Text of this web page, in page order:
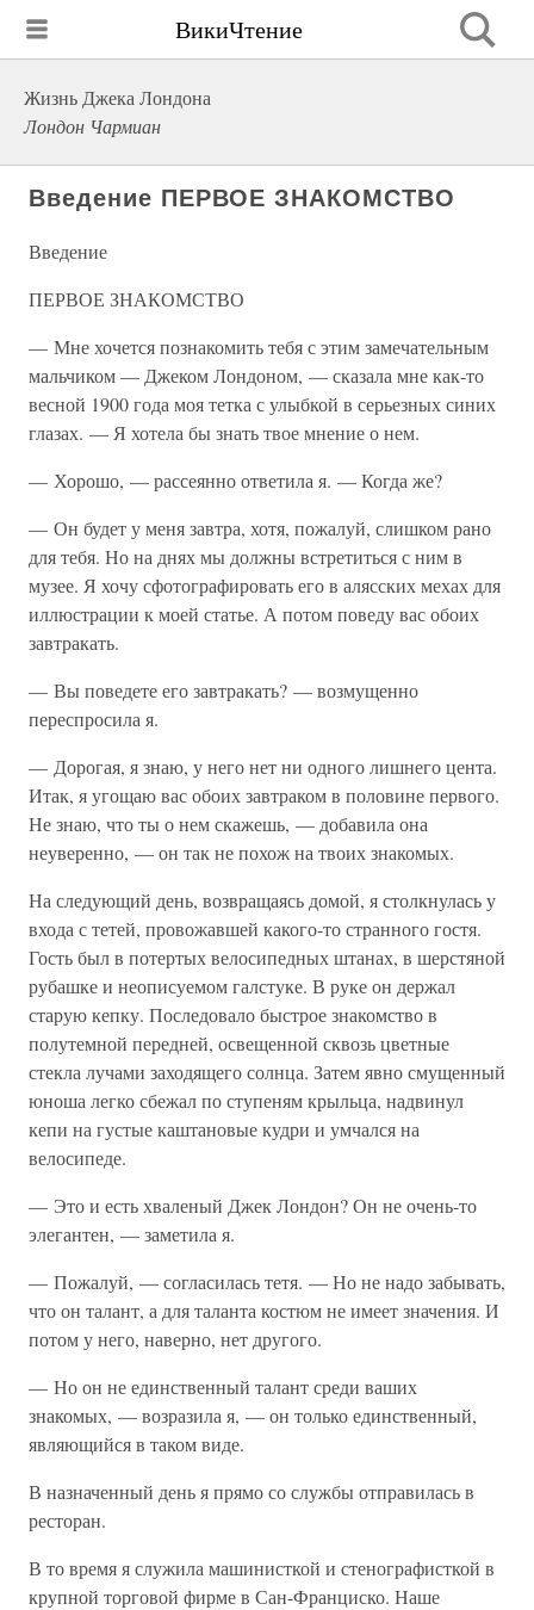
ВикиЧтение
Жизнь Джека Лондона
Лондон Чармиан
Введение ПЕРВОЕ ЗНАКОМСТВО
Введение
ПЕРВОЕ ЗНАКОМСТВО
— Мне хочется познакомить тебя с этим замечательным
мальчиком — Джеком Лондоном, — сказала мне как-то
весной 1900 года моя тетка с улыбкой в серьезных синих
глазах. — Я хотела бы знать твое мнение о нем.
— Хорошо, — рассеянно ответила я. — Когда же?
— Он будет у меня завтра, хотя, пожалуй, слишком рано
для тебя. Но на днях мы должны встретиться с ним в
музее. Я хочу сфотографировать его в алясских мехах для
иллюстрации к моей статье. А потом поведу вас обоих
завтракать.
— Вы поведете его завтракать? — возмущенно
переспросила я.
— Дорогая, я знаю, у него нет ни одного лишнего цента.
Итак, я угощаю вас обоих завтраком в половине первого.
Не знаю, что ты о нем скажешь, — добавила она
неуверенно, — он так не похож на твоих знакомых.
На следующий день, возвращаясь домой, я столкнулась у
входа с тетей, провожавшей какого-то странного гостя.
Гость был в потертых велосипедных штанах, в шерстяной
рубашке и неописуемом галстуке. В руке он держал
старую кепку. Последовало быстрое знакомство в
полутемной передней, освещенной сквозь цветные
стекла лучами заходящего солнца. Затем явно смущенный
юноша легко сбежал по ступеням крыльца, надвинул
кепи на густые каштановые кудри и умчался на
велосипеде.
— Это и есть хваленый Джек Лондон? Он не очень-то
элегантен, — заметила я.
— Пожалуй, — согласилась тетя. — Но не надо забывать,
что он талант, а для таланта костюм не имеет значения. И
потом у него, наверно, нет другого.
— Но он не единственный талант среди ваших
знакомых, — возразила я, — он только единственный,
являющийся в таком виде.
В назначенный день я прямо со службы отправилась в
ресторан.
В то время я служила машинисткой и стенографисткой в
крупной торговой фирме в Сан-Франциско. Наше